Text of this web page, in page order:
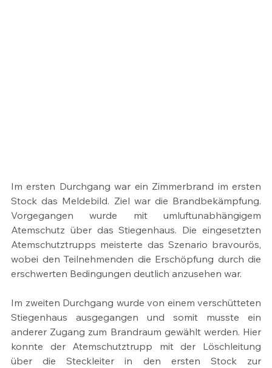
Im ersten Durchgang war ein Zimmerbrand im ersten
Stock das Meldebild. Ziel war die Brandbekämpfung.
Vorgegangen wurde mit umluftunabhängigem
Atemschutz über das Stiegenhaus. Die eingesetzten
Atemschutztrupps meisterte das Szenario bravourös,
wobei den Teilnehmenden die Erschöpfung durch die
erschwerten Bedingungen deutlich anzusehen war.
Im zweiten Durchgang wurde von einem verschütteten
Stiegenhaus ausgegangen und somit musste ein
anderer Zugang zum Brandraum gewählt werden. Hier
konnte der Atemschutztrupp mit der Löschleitung
über die Steckleiter in den ersten Stock zur